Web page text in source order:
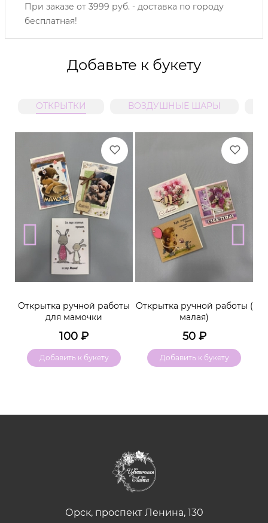
При заказе от 3999 руб. - доставка по городу
бесплатная!
Добавьте к букету
ОТКРЫТКИ ВОЗДУШНЫЕ ШАРЫ
Открытка ручной работы
для мамочки
100 ₽
Добавить к букету
Открытка ручной работы (
малая)
50₽
Добавить к букету
Орск, проспект Ленина, 130